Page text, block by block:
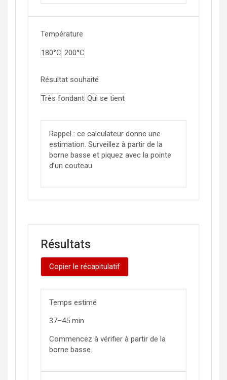
Température
180°C 200°C
Résultat souhaité
Très fondant Qui se tient
Rappel : ce calculateur donne une
estimation. Surveillez à partir de la
borne basse et piquez avec la pointe
d’un couteau.
Résultats
Copier le récapitulatif
Temps estimé
37–45 min
Commencez à vérifier à partir de la
borne basse.